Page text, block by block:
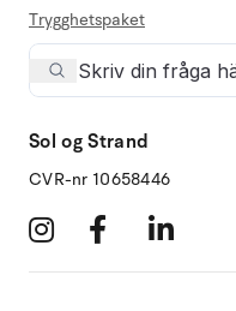
Trygghetspaket
Sol og Strand
CVR-nr 10658446